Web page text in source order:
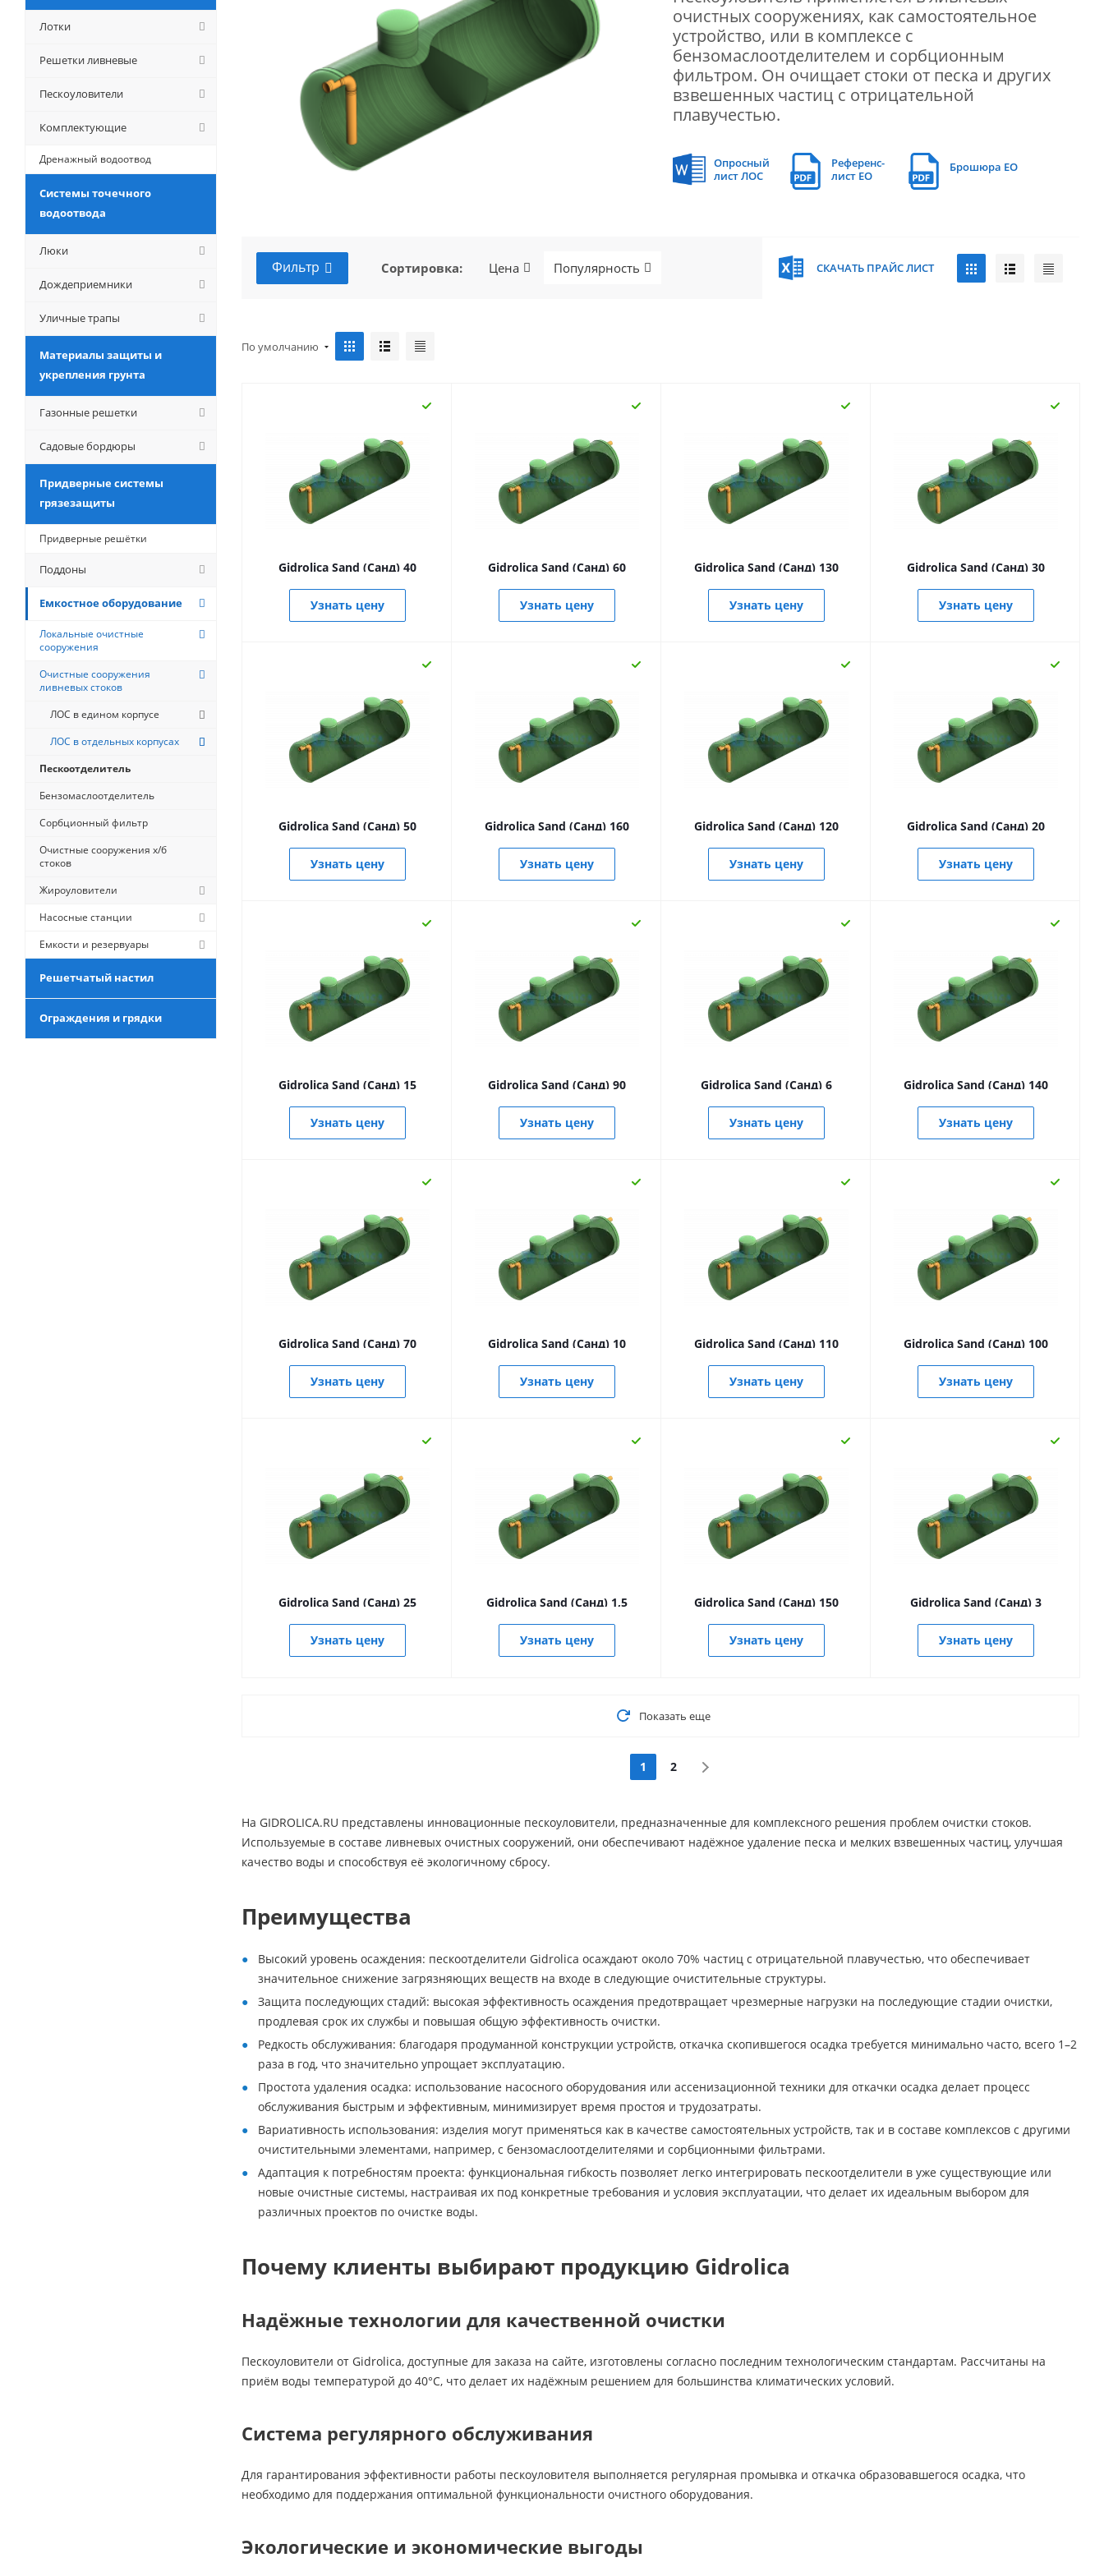
очистных сооружениях, как самостоятельное
устройство, или в комплексе с
бензомаслоотделителем и сорбционным
фильтром. Он очищает стоки от песка и других
взвешенных частиц с отрицательной
плавучестью.
Опросный
лист ЛОС
Референс-
лист EO
Брошюра EO
Фильтр Сортировка: Цена Популярность СКАЧАТЬ ПРАЙС ЛИСТ
По умолчанию
Gidrolica Sand (Санд) 40
Узнать цену
Gidrolica Sand (Санд) 60
Узнать цену
Gidrolica Sand (Санд) 130
Узнать цену
Gidrolica Sand (Санд) 30
Узнать цену
Gidrolica Sand (Санд) 50
Узнать цену
Gidrolica Sand (Санд) 160
Узнать цену
Gidrolica Sand (Санд) 120
Узнать цену
Gidrolica Sand (Санд) 20
Узнать цену
Gidrolica Sand (Санд) 15
Узнать цену
Gidrolica Sand (Санд) 90
Узнать цену
Gidrolica Sand (Санд) 6
Узнать цену
Gidrolica Sand (Санд) 140
Узнать цену
Gidrolica Sand (Санд) 70
Узнать цену
Gidrolica Sand (Санд) 10
Узнать цену
Gidrolica Sand (Санд) 110
Узнать цену
Gidrolica Sand (Санд) 100
Узнать цену
Gidrolica Sand (Санд) 25
Узнать цену
Gidrolica Sand (Санд) 1,5
Узнать цену
Gidrolica Sand (Санд) 150
Узнать цену
Gidrolica Sand (Санд) 3
Узнать цену
Показать еще
1 2
На GIDROLICA.RU представлены инновационные пескоуловители, предназначенные для комплексного решения проблем очистки стоков.
Используемые в составе ливневых очистных сооружений, они обеспечивают надёжное удаление песка и мелких взвешенных частиц, улучшая
качество воды и способствуя её экологичному сбросу.
Преимущества
Высокий уровень осаждения: пескоотделители Gidrolica осаждают около 70% частиц с отрицательной плавучестью, что обеспечивает
значительное снижение загрязняющих веществ на входе в следующие очистительные структуры.
Защита последующих стадий: высокая эффективность осаждения предотвращает чрезмерные нагрузки на последующие стадии очистки,
продлевая срок их службы и повышая общую эффективность очистки.
Редкость обслуживания: благодаря продуманной конструкции устройств, откачка скопившегося осадка требуется минимально часто, всего 1–2
раза в год, что значительно упрощает эксплуатацию.
Простота удаления осадка: использование насосного оборудования или ассенизационной техники для откачки осадка делает процесс
обслуживания быстрым и эффективным, минимизирует время простоя и трудозатраты.
Вариативность использования: изделия могут применяться как в качестве самостоятельных устройств, так и в составе комплексов с другими
очистительными элементами, например, с бензомаслоотделителями и сорбционными фильтрами.
Адаптация к потребностям проекта: функциональная гибкость позволяет легко интегрировать пескоотделители в уже существующие или
новые очистные системы, настраивая их под конкретные требования и условия эксплуатации, что делает их идеальным выбором для
различных проектов по очистке воды.
Почему клиенты выбирают продукцию Gidrolica
Надёжные технологии для качественной очистки
Пескоуловители от Gidrolica, доступные для заказа на сайте, изготовлены согласно последним технологическим стандартам. Рассчитаны на
приём воды температурой до 40°C, что делает их надёжным решением для большинства климатических условий.
Система регулярного обслуживания
Для гарантирования эффективности работы пескоуловителя выполняется регулярная промывка и откачка образовавшегося осадка, что
необходимо для поддержания оптимальной функциональности очистного оборудования.
Экологические и экономические выгоды
Лотки
Решетки ливневые
Пескоуловители
Комплектующие
Дренажный водоотвод
Системы точечного
водоотвода
Люки
Дождеприемники
Уличные трапы
Материалы защиты и
укрепления грунта
Газонные решетки
Садовые бордюры
Придверные системы
грязезащиты
Придверные решётки
Поддоны
Емкостное оборудование
Локальные очистные
сооружения
Очистные сооружения
ливневых стоков
ЛОС в едином корпусе
ЛОС в отдельных корпусах
Пескоотделитель
Бензомаслоотделитель
Сорбционный фильтр
Очистные сооружения х/б
стоков
Жироуловители
Насосные станции
Емкости и резервуары
Решетчатый настил
Ограждения и грядки